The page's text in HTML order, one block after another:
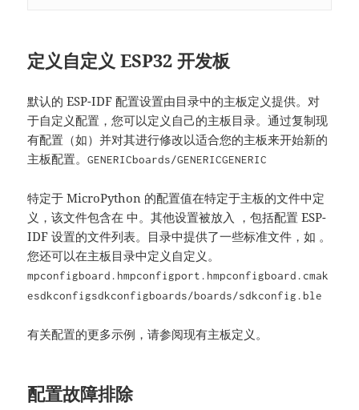
定义自定义 ESP32 开发板
默认的 ESP-IDF 配置设置由目录中的主板定义提供。对
于自定义配置，您可以定义自己的主板目录。通过复制现
有配置（如）并对其进行修改以适合您的主板来开始新的
主板配置。GENERICboards/GENERICGENERIC
特定于 MicroPython 的配置值在特定于主板的文件中定
义，该文件包含在 中。其他设置被放入 ，包括配置 ESP-
IDF 设置的文件列表。目录中提供了一些标准文件，如 。
您还可以在主板目录中定义自定义。
mpconfigboard.hmpconfigport.hmpconfigboard.cmak
esdkconfigsdkconfigboards/boards/sdkconfig.ble
有关配置的更多示例，请参阅现有主板定义。
配置故障排除